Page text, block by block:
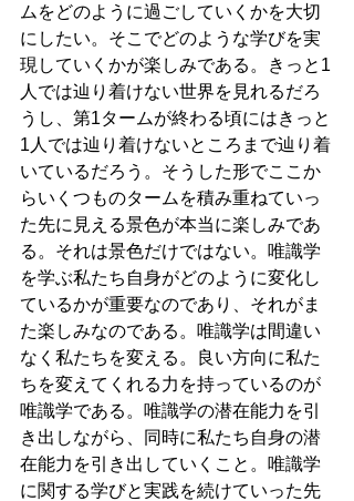
ムをどのように過ごしていくかを大切
にしたい。そこでどのような学びを実
現していくかが楽しみである。きっと1
人では辿り着けない世界を見れるだろ
うし、第1タームが終わる頃にはきっと
1人では辿り着けないところまで辿り着
いているだろう。そうした形でここか
らいくつものタームを積み重ねていっ
た先に見える景色が本当に楽しみであ
る。それは景色だけではない。唯識学
を学ぶ私たち自身がどのように変化し
ているかが重要なのであり、それがま
た楽しみなのである。唯識学は間違い
なく私たちを変える。良い方向に私た
ちを変えてくれる力を持っているのが
唯識学である。唯識学の潜在能力を引
き出しながら、同時に私たち自身の潜
在能力を引き出していくこと。唯識学
に関する学びと実践を続けていった先